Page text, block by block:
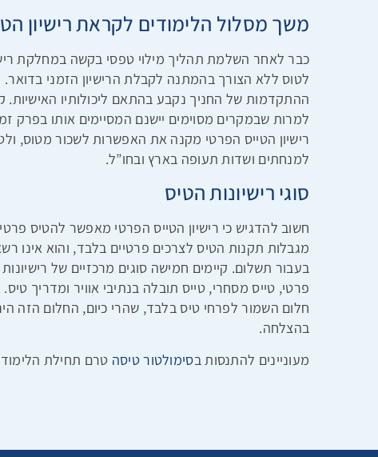
משך מסלול הלימודים לקראת רישיון
כבר לאחר השלמת תהליך מילוי טפסי בקשה במחלקת
לטוס ללא הצורך בהמתנה לקבלת הרישיון הזמני בדואר.
ההתקדמות של החניך נקבע בהתאם ליכולותיו האישיות.
למרות שבמקרים מסוימים יישנם המסיימים אותו בפרק
רישיון הטייס הפרטי מקנה את האפשרות לשכור מטוס,
למנחתים ושדות תעופה בארץ ובחו”ל.
סוגי רישיונות הטיס
חשוב להדגיש כי רישיון הטייס הפרטי מאפשר להטיס
מגבלות תקנות הטיס לצרכים פרטיים בלבד, והוא אינו
בעבור תשלום. קיימים חמישה סוגים מרכזיים של
פרטי, טייס מסחרי, טייס תובלה בנתיבי אוויר ומדריך
חלום השמור לפרחי טיס בלבד, שהרי כיום, החלום הזה
בהצלחה.
מעוניינים להתנסות בסימולטור טיסה טרם תחילת